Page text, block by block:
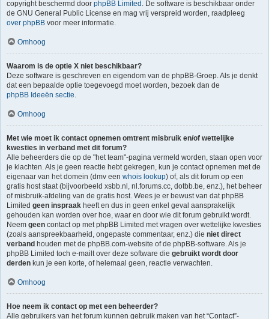
copyright beschermd door phpBB Limited . De software is beschikbaar onder
de GNU General Public License en mag vrij verspreid worden, raadpleeg
over phpBB voor meer informatie.
Omhoog
Waarom is de optie X niet beschikbaar?
Deze software is geschreven en eigendom van de phpBB-Groep. Als je denkt
dat een bepaalde optie toegevoegd moet worden, bezoek dan de
phpBB Ideeën sectie.
Omhoog
Met wie moet ik contact opnemen omtrent misbruik en/of wettelijke
kwesties in verband met dit forum?
Alle beheerders die op de "het team"-pagina vermeld worden, staan open voor
je klachten. Als je geen reactie hebt gekregen, kun je contact opnemen met de
eigenaar van het domein (dmv een whois lookup) of, als dit forum op een
gratis host staat (bijvoorbeeld xsbb.nl, nl.forums.cc, dotbb.be, enz.), het beheer
of misbruik-afdeling van de gratis host. Wees je er bewust van dat phpBB
Limited geen inspraak heeft en dus in geen enkel geval aansprakelijk
gehouden kan worden over hoe, waar en door wie dit forum gebruikt wordt.
Neem geen contact op met phpBB Limited met vragen over wettelijke kwesties
(zoals aanspreekbaarheid, ongepaste commentaar, enz.) die niet direct
verband houden met de phpBB.com-website of de phpBB-software. Als je
phpBB Limited toch e-mailt over deze software die gebruikt wordt door
derden kun je een korte, of helemaal geen, reactie verwachten.
Omhoog
Hoe neem ik contact op met een beheerder?
Alle gebruikers van het forum kunnen gebruik maken van het “Contact”-